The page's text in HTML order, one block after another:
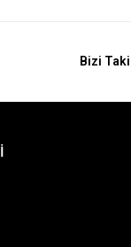
Bizi